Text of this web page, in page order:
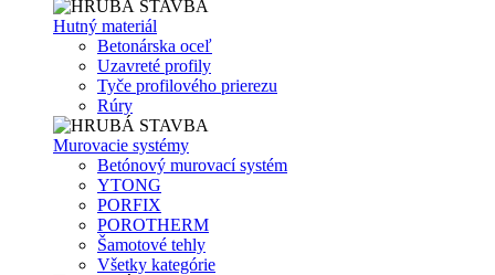
Hutný materiál
Betonárska oceľ
Uzavreté profily
Tyče profilového prierezu
Rúry
Murovacie systémy
Betónový murovací systém
YTONG
PORFIX
POROTHERM
Šamotové tehly
Všetky kategórie